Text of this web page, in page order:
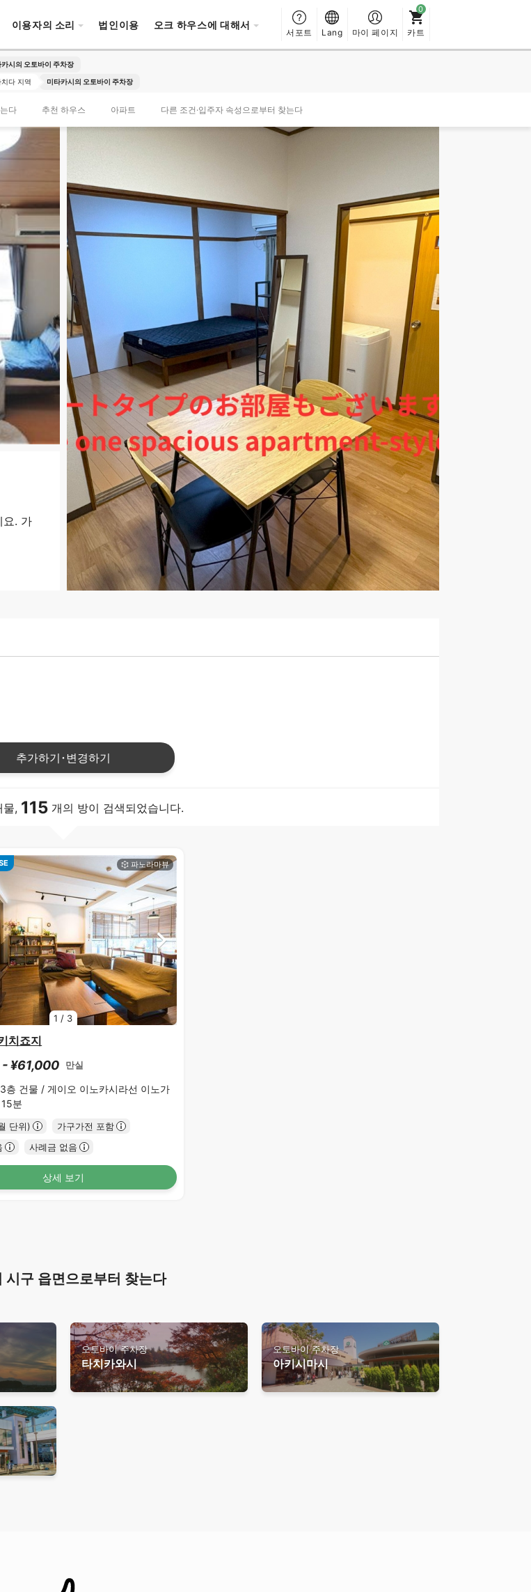
이용자의 소리 법인이용 오크 하우스에 대해서
서포트 Lang 마이 페이지 카트
카시의 오토바이 주차장
다 지역 미타카시의 오토바이 주차장
다 추천 하우스 아파트 다른 조건·입주자 속성으로부터 찾는다
요. 가
추가하기･변경하기
물, 115 개의 방이 검색되었습니다.
1 / 3
치죠지
¥61,000 만실
3층 건물 /게이오 이노카시라선 이노가
분
단위)
가구가전 포함
사례금 없음
상세 보기
시구 읍면으로부터 찾는다
오토바이 주차장
타치카와시
오토바이 주차장
아키시마시